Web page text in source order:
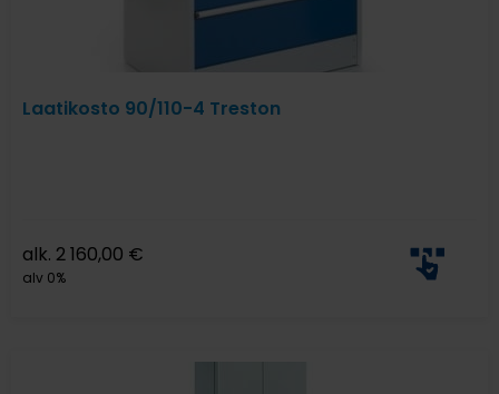
Laatikosto 90/110-4 Treston
alk. 2 160,00 €
alv 0%